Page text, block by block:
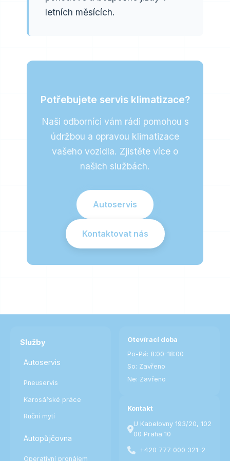
letních měsících.
Potřebujete servis klimatizace?
Naši odborníci vám rádi pomohou s
údržbou a opravou klimatizace
vašeho vozidla. Zjistěte více o
našich službách.
Autoservis
Kontaktovat nás
Služby
Autoservis
Pneuservis
Karosářské práce
Ruční mytí
Autopůjčovna
Operativní pronájem
Kontakt
U Kabelovny 193/20, 102
00 Praha 10
+420 777 000 321-2
Otevírací doba
Po-Pá: 8:00-18:00
So: Zavřeno
Ne: Zavřeno